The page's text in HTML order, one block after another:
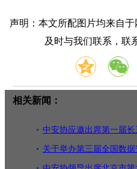
声明：本文所配图片均来自
及时与我们联系，联
相关新闻：
中安协应邀出席第一届
式
关于举办第三届全国数